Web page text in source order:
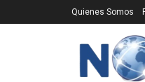
Quienes Somos